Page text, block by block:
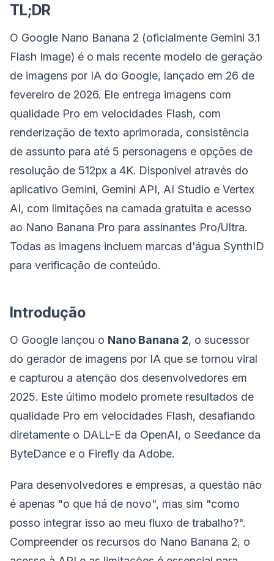
TL;DR
O Google Nano Banana 2 (oficialmente Gemini 3.1
Flash Image) é o mais recente modelo de geração
de imagens por IA do Google, lançado em 26 de
fevereiro de 2026. Ele entrega imagens com
qualidade Pro em velocidades Flash, com
renderização de texto aprimorada, consistência
de assunto para até 5 personagens e opções de
resolução de 512px a 4K. Disponível através do
aplicativo Gemini, Gemini API, AI Studio e Vertex
AI, com limitações na camada gratuita e acesso
ao Nano Banana Pro para assinantes Pro/Ultra.
Todas as imagens incluem marcas d'água SynthID
para verificação de conteúdo.
Introdução
O Google lançou o Nano Banana 2, o sucessor
do gerador de imagens por IA que se tornou viral
e capturou a atenção dos desenvolvedores em
2025. Este último modelo promete resultados de
qualidade Pro em velocidades Flash, desafiando
diretamente o DALL-E da OpenAI, o Seedance da
ByteDance e o Firefly da Adobe.
Para desenvolvedores e empresas, a questão não
é apenas "o que há de novo", mas sim "como
posso integrar isso ao meu fluxo de trabalho?".
Compreender os recursos do Nano Banana 2, o